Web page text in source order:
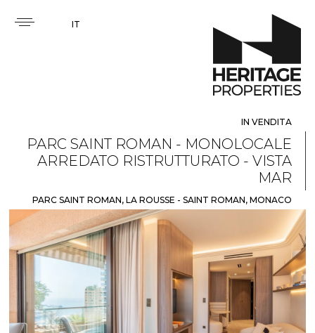
IT
IN VENDITA
PARC SAINT ROMAN - MONOLOCALE
ARREDATO RISTRUTTURATO - VISTA
MAR
PARC SAINT ROMAN, LA ROUSSE - SAINT ROMAN, MONACO